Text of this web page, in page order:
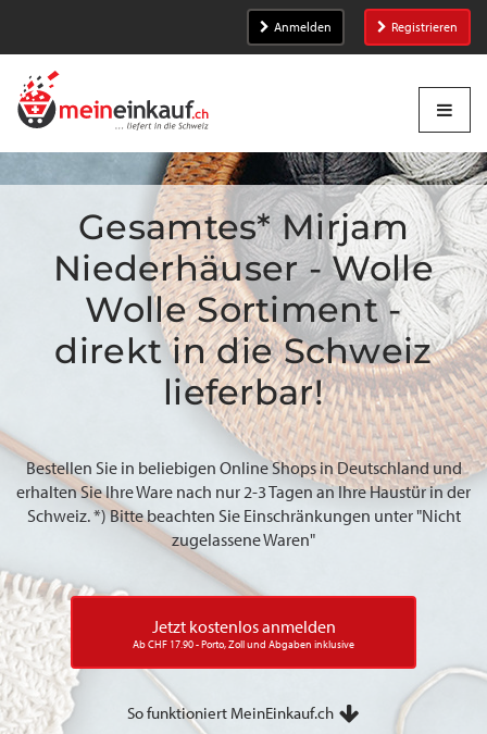
Anmelden Registrieren
Gesamtes* Mirjam
Niederhäuser - Wolle
Wolle Sortiment -
direkt in die Schweiz
lieferbar!
Bestellen Sie in beliebigen Online Shops in Deutschland und
erhalten Sie Ihre Ware nach nur 2-3 Tagen an Ihre Haustür in der
Schweiz. *) Bitte beachten Sie Einschränkungen unter "Nicht
zugelassene Waren"
Jetzt kostenlos anmelden
Ab CHF 17.90 - Porto, Zoll und Abgaben inklusive
So funktioniert MeinEinkauf.ch